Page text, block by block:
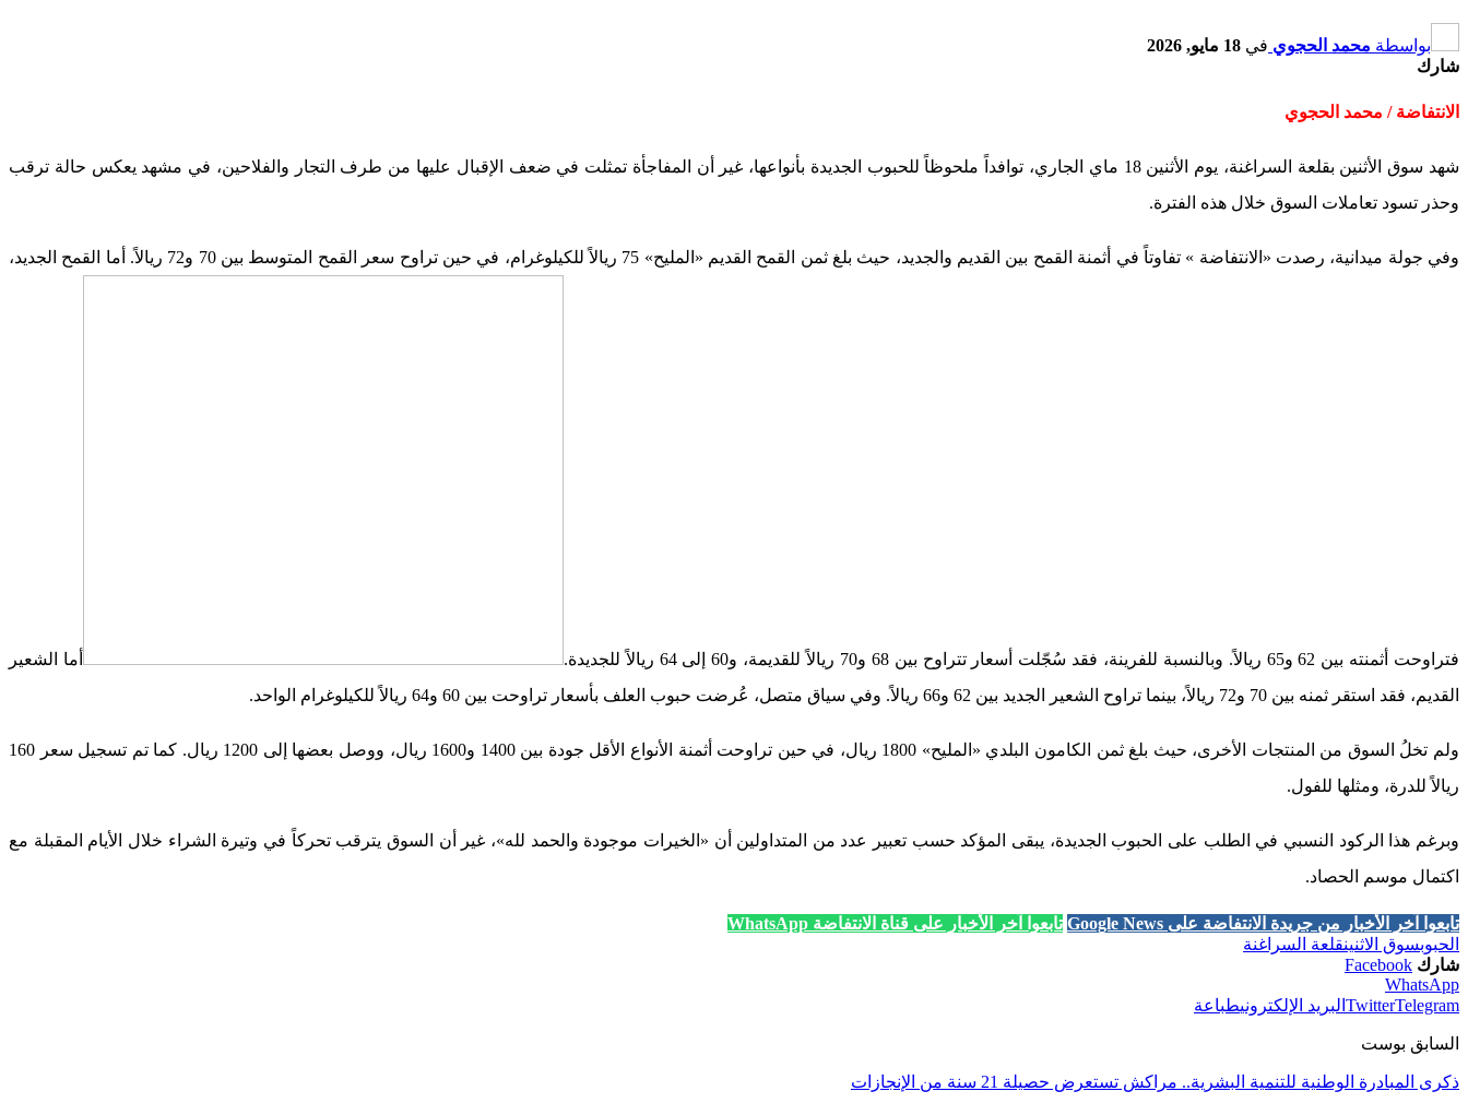
بواسطة محمد الحجوي في 18 مايو, 2026
شارك
الانتفاضة / محمد الحجوي
شهد سوق الأثنين بقلعة السراغنة، يوم الأثنين 18 ماي الجاري، توافداً ملحوظاً للحبوب الجديدة بأنواعها، غير أن المفاجأة تمثلت في ضعف الإقبال عليها من طرف التجار والفلاحين، في مشهد يعكس حالة ترقب
وحذر تسود تعاملات السوق خلال هذه الفترة.
وفي جولة ميدانية، رصدت «الانتفاضة » تفاوتاً في أثمنة القمح بين القديم والجديد، حيث بلغ ثمن القمح القديم «المليح» 75 ريالاً للكيلوغرام، في حين تراوح سعر القمح المتوسط بين 70 و72 ريالاً. أما القمح الجديد،
فتراوحت أثمنته بين 62 و65 ريالاً. وبالنسبة للفرينة، فقد سُجّلت أسعار تتراوح بين 68 و70 ريالاً للقديمة، و60 إلى 64 ريالاً للجديدة.
أما الشعير
القديم، فقد استقر ثمنه بين 70 و72 ريالاً، بينما تراوح الشعير الجديد بين 62 و66 ريالاً. وفي سياق متصل، عُرضت حبوب العلف بأسعار تراوحت بين 60 و64 ريالاً للكيلوغرام الواحد.
ولم تخلُ السوق من المنتجات الأخرى، حيث بلغ ثمن الكامون البلدي «المليح» 1800 ريال، في حين تراوحت أثمنة الأنواع الأقل جودة بين 1400 و1600 ريال، ووصل بعضها إلى 1200 ريال. كما تم تسجيل سعر 160
ريالاً للدرة، ومثلها للفول.
وبرغم هذا الركود النسبي في الطلب على الحبوب الجديدة، يبقى المؤكد حسب تعبير عدد من المتداولين أن «الخيرات موجودة والحمد لله»، غير أن السوق يترقب تحركاً في وتيرة الشراء خلال الأيام المقبلة مع
اكتمال موسم الحصاد.
تابعوا آخر الأخبار من جريدة الانتفاضة على Google News
تابعوا آخر الأخبار على قناة الانتفاضة WhatsApp
الحبوبسوق الاثنينقلعة السراغنة
شارك Facebook
WhatsApp
TwitterTelegram البريد الإلكترونيطباعة
السابق بوست
ذكرى المبادرة الوطنية للتنمية البشرية.. مراكش تستعرض حصيلة 21 سنة من الإنجازات